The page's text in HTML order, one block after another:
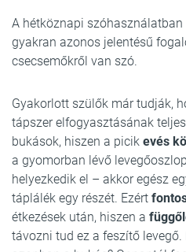
A hétköznapi
gyakran azonos jelentésű
csecsemőkről van szó.
Gyakorlott szülők már tudják,
tápszer elfogyasztásának
bukások, hiszen a picik evés
a gyomorban lévő
helyezkedik el – akkor egész
táplálék egy részét. Ezért
étkezések után, hiszen a
távozni tud ez a feszítő